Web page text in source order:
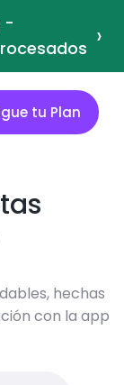
-
›
tu Plan
hechas
con la app